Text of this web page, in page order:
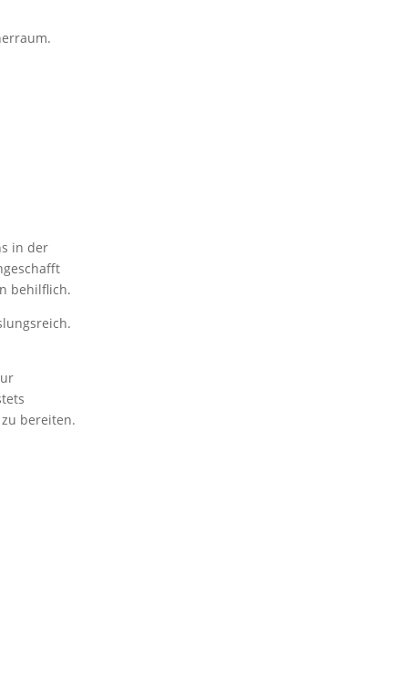
in der
behilflich.
bereiten.